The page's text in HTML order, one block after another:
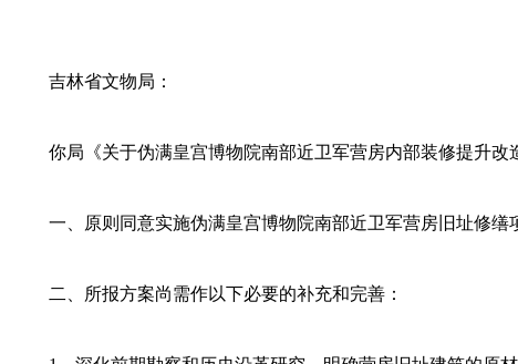
吉林省文物局：
你局《关于伪满皇宫博物院南部近卫军营房内部装修提升改
一、原则同意实施伪满皇宫博物院南部近卫军营房旧址修缮
二、所报方案尚需作以下必要的补充和完善：